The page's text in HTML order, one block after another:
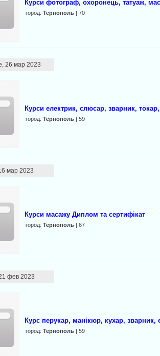
Курси фотограф, охоронець, татуаж,
город: Тернополь| 70
26 мар 2023
Курси електрик, слюсар, зварник,
город: Тернополь| 59
мар 2023
Курси масажу Диплом та сертифікат
город: Тернополь| 67
фев 2023
Курс перукар, манікюр, кухар, зварник,
город: Тернополь| 59